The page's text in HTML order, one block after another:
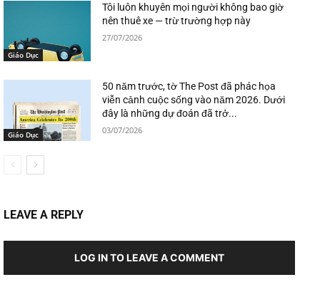
Giáo Dục
Tôi luôn khuyên mọi người không bao giờ
nên thuê xe — trừ trường hợp này
27/07/2026
Giáo Dục
50 năm trước, tờ The Post đã phác họa
viễn cảnh cuộc sống vào năm 2026. Dưới
đây là những dự đoán đã trở...
03/07/2026
LEAVE A REPLY
LOG IN TO LEAVE A COMMENT